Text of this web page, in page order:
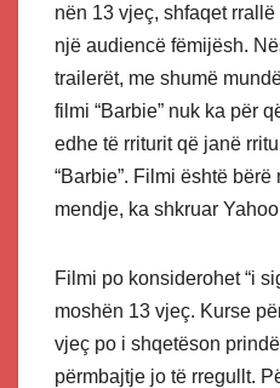
nën 13 vjeç, shfaqet
një audiencë fëmijësh.
trailerët, me shumë
filmi “Barbie” nuk ka për
edhe të rriturit që janë
“Barbie”. Filmi është
mendje, ka shkruar
Filmi po konsiderohet “i
moshën 13 vjeç. Kurse
vjeç po i shqetëson
përmbajtje jo të rregullt.